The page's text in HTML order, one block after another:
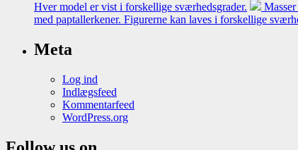
Hver model er vist i forskellige sværhedsgrader.
med paptallerkener. Figurerne kan laves i forskellige
Meta
Log ind
Indlægsfeed
Kommentarfeed
WordPress.org